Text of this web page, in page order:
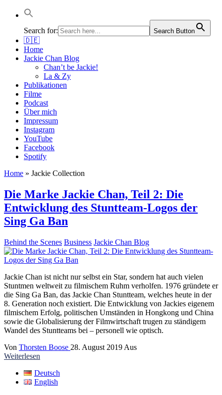
Jackie Chan Deutschland | Thorsten Boose
Autor & Jackie-Chan-Historiker
Search for:
Search Button
🇩🇪
Home
Jackie Chan Blog
Chan’t be Jackie!
La & Zy
Publikationen
Filme
Podcast
Über mich
Impressum
Instagram
YouTube
Facebook
Spotify
Home » Jackie Collection
Die Marke Jackie Chan, Teil 2: Die
Entwicklung des Stuntteam-Logos der
Sing Ga Ban
Behind the Scenes Business Jackie Chan Blog
Jackie Chan ist nicht nur selbst ein Star, sondern hat auch vielen
Stuntmen weltweit zu filmischem Ruhm verholfen. 1976 gründete er
die Sing Ga Ban, das Jackie Chan Stuntteam, welches heute in der
8. Generation noch existiert. Die Entwicklung von Jackies eigenem
filmischem Erfolg, politischen Umständen in Hongkong und China
sowie die Globalisierung der Filmwirtschaft trugen zu ständigem
Wandel des Stuntteams bei – personell wie optisch.
Von Thorsten Boose 28. August 2019 Aus
Weiterlesen
Deutsch
English